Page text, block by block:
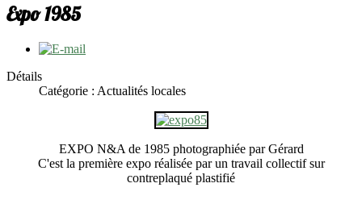
Expo 1985
Détails
Catégorie : Actualités locales
EXPO N&A de 1985 photographiée par Gérard
C'est la première expo réalisée par un travail collectif sur
contreplaqué plastifié